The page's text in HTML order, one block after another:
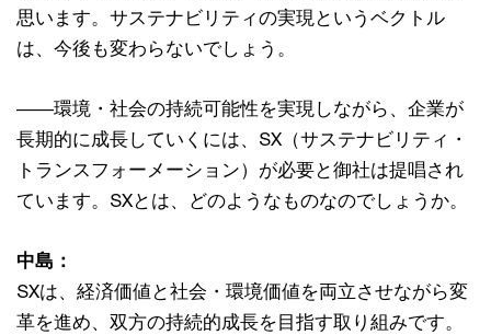
思います。サステナビリティの実現というベクトル
は、今後も変わらないでしょう。
――環境・社会の持続可能性を実現しながら、企業が
長期的に成長していくには、SX（サステナビリティ・
トランスフォーメーション）が必要と御社は提唱され
ています。SXとは、どのようなものなのでしょうか。
中島：
SXは、経済価値と社会・環境価値を両立させながら変
革を進め、双方の持続的成長を目指す取り組みです。